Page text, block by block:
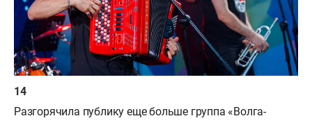
Разгорячила публику еще больше группа «Волга-